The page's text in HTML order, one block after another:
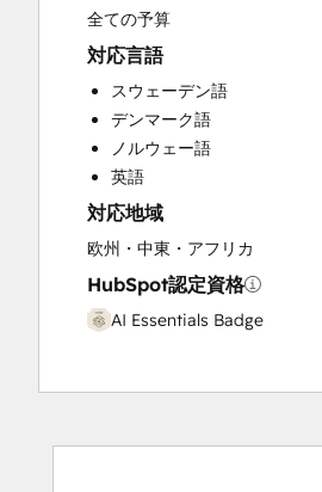
Sales Coaching and Training
Sales Enablement
Search Engine Optimization
Social Media
Video Production
Website Development
Website Migration
全ての予算
対応言語
スウェーデン語
デンマーク語
ノルウェー語
英語
対応地域
欧州・中東・アフリカ
HubSpot認定資格
AI Essentials Badge